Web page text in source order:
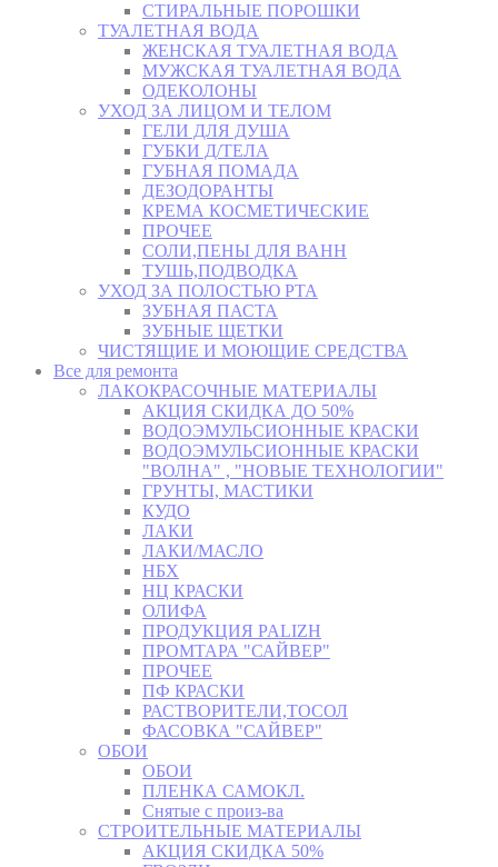
СТИРАЛЬНЫЕ ПОРОШКИ
ТУАЛЕТНАЯ ВОДА
ЖЕНСКАЯ ТУАЛЕТНАЯ ВОДА
МУЖСКАЯ ТУАЛЕТНАЯ ВОДА
ОДЕКОЛОНЫ
УХОД ЗА ЛИЦОМ И ТЕЛОМ
ГЕЛИ ДЛЯ ДУША
ГУБКИ Д/ТЕЛА
ГУБНАЯ ПОМАДА
ДЕЗОДОРАНТЫ
КРЕМА КОСМЕТИЧЕСКИЕ
ПРОЧЕЕ
СОЛИ,ПЕНЫ ДЛЯ ВАНН
ТУШЬ,ПОДВОДКА
УХОД ЗА ПОЛОСТЬЮ РТА
ЗУБНАЯ ПАСТА
ЗУБНЫЕ ЩЕТКИ
ЧИСТЯЩИЕ И МОЮЩИЕ СРЕДСТВА
Все для ремонта
ЛАКОКРАСОЧНЫЕ МАТЕРИАЛЫ
АКЦИЯ СКИДКА ДО 50%
ВОДОЭМУЛЬСИОННЫЕ КРАСКИ
ВОДОЭМУЛЬСИОННЫЕ КРАСКИ
"ВОЛНА" , "НОВЫЕ ТЕХНОЛОГИИ"
ГРУНТЫ, МАСТИКИ
КУДО
ЛАКИ
ЛАКИ/МАСЛО
НБХ
НЦ КРАСКИ
ОЛИФА
ПРОДУКЦИЯ PALIZH
ПРОМТАРА "САЙВЕР"
ПРОЧЕЕ
ПФ КРАСКИ
РАСТВОРИТЕЛИ,ТОСОЛ
ФАСОВКА "САЙВЕР"
ОБОИ
ОБОИ
ПЛЕНКА САМОКЛ.
Снятые с произ-ва
СТРОИТЕЛЬНЫЕ МАТЕРИАЛЫ
АКЦИЯ СКИДКА 50%